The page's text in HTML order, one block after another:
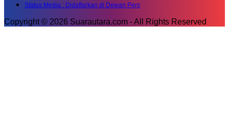
Status Media : Didaftarkan di Dewan Pers
Copyright © 2026 Suarautara.com - All Rights Reserved